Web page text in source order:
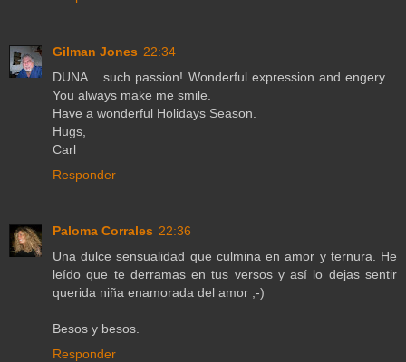
Gilman Jones 22:34
DUNA .. such passion! Wonderful expression and engery ..
You always make me smile.
Have a wonderful Holidays Season.
Hugs,
Carl
Responder
Paloma Corrales 22:36
Una dulce sensualidad que culmina en amor y ternura. He
leído que te derramas en tus versos y así lo dejas sentir
querida niña enamorada del amor ;-)
Besos y besos.
Responder